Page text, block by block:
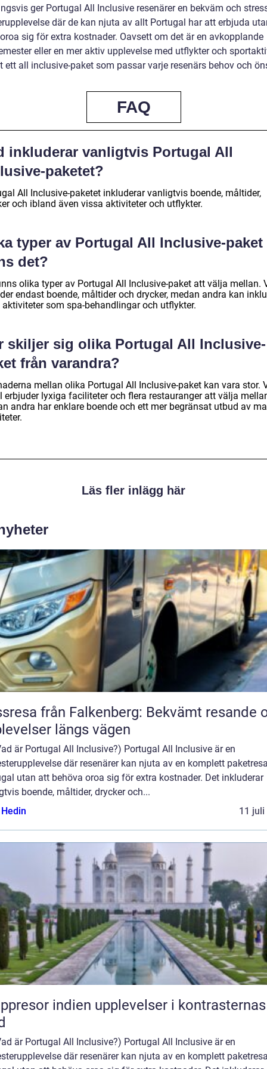
ger Portugal All Inclusive resenärer en bekväm och
där de kan njuta av allt Portugal har att erbjuda
sig för extra kostnader. Oavsett om det är en avkopplande
eller en mer aktiv upplevelse med utflykter och
ett all inclusive-paket som passar varje resenärs behov och
FAQ
inkluderar vanligtvis Portugal All
paketet?
All Inclusive-paketet inkluderar vanligtvis boende, måltider,
och ibland även vissa aktiviteter och utflykter.
typer av Portugal All Inclusive-paket
det?
olika typer av Portugal All Inclusive-paket att välja mellan.
endast boende, måltider och drycker, medan andra kan
aktiviteter som spa-behandlingar och utflykter.
skiljer sig olika Portugal All Inclusive-
från varandra?
mellan olika Portugal All Inclusive-paket kan vara stor.
erbjuder lyxiga faciliteter och flera restauranger att välja
andra har enklare boende och ett mer begränsat utbud av
Läs fler inlägg här
från Falkenberg: Bekvämt resande
längs vägen
är Portugal All Inclusive?) Portugal All Inclusive är en
där resenärer kan njuta av en komplett
utan att behöva oroa sig för extra kostnader. Det inkluderar
boende, måltider, drycker och...
11 juli
indien upplevelser i kontrasternas
är Portugal All Inclusive?) Portugal All Inclusive är en
där resenärer kan njuta av en komplett